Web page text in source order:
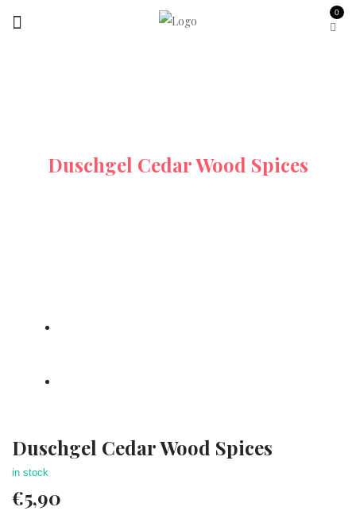
0
Duschgel Cedar Wood Spices
Duschgel Cedar Wood Spices
in stock
€5,90